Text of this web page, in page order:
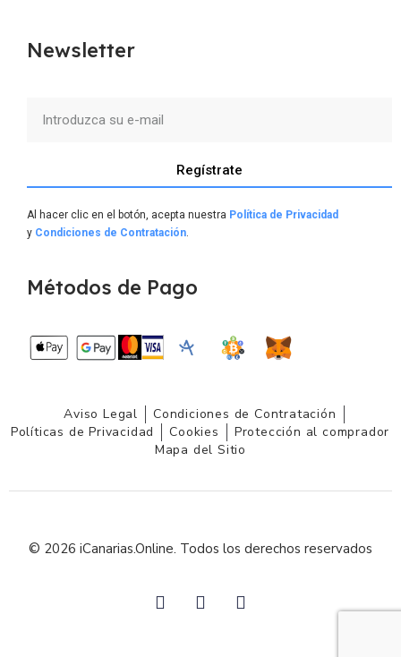
Newsletter
Regístrate
Al hacer clic en el botón, acepta nuestra Política de Privacidad
y Condiciones de Contratación.
Métodos de Pago
Aviso Legal
Condiciones de Contratación
Políticas de Privacidad
Cookies
Protección al comprador
Mapa del Sitio
© 2026 iCanarias.Online. Todos los derechos reservados